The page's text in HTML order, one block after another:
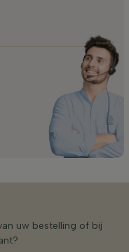
uw bestelling of bij